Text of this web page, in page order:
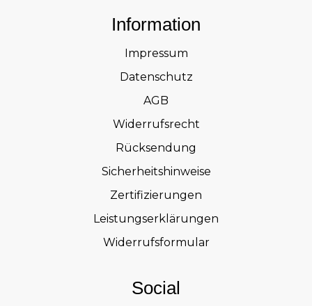
Information
Impressum
Datenschutz
AGB
Widerrufsrecht
Rücksendung
Sicherheitshinweise
Zertifizierungen
Leistungserklärungen
Widerrufsformular
Social